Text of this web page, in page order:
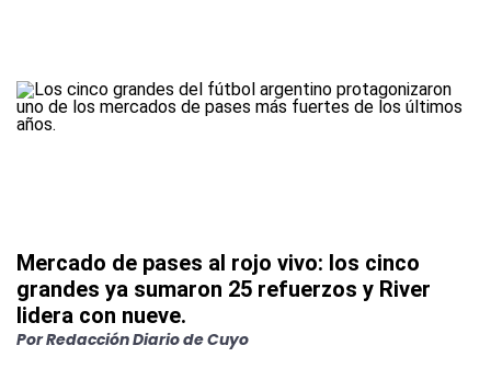
Mercado de pases al rojo vivo: los cinco
grandes ya sumaron 25 refuerzos y River
lidera con nueve.
PorRedacción Diario de Cuyo